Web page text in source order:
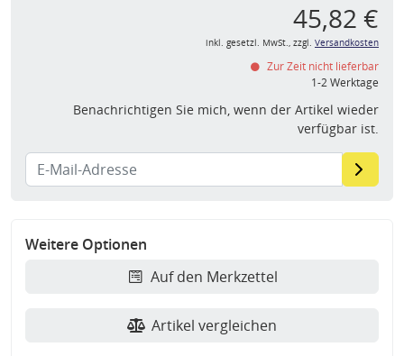
45,82 €
inkl. gesetzl. MwSt., zzgl. Versandkosten
Zur Zeit nicht lieferbar
1-2 Werktage
Benachrichtigen Sie mich, wenn der Artikel wieder
verfügbar ist.
Weitere Optionen
Auf den Merkzettel
Artikel vergleichen